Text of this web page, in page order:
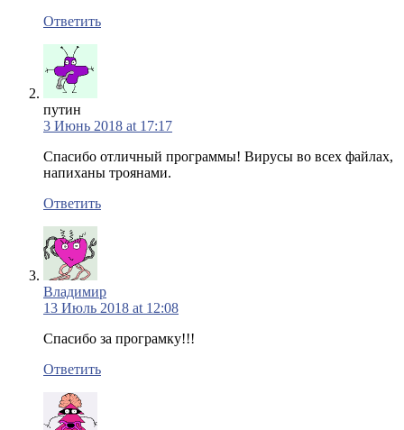
Ответить
путин
3 Июнь 2018 at 17:17
Спасибо отличный программы! Вирусы во всех файлах,
напиханы троянами.
Ответить
Владимир
13 Июль 2018 at 12:08
Спасибо за програмку!!!
Ответить